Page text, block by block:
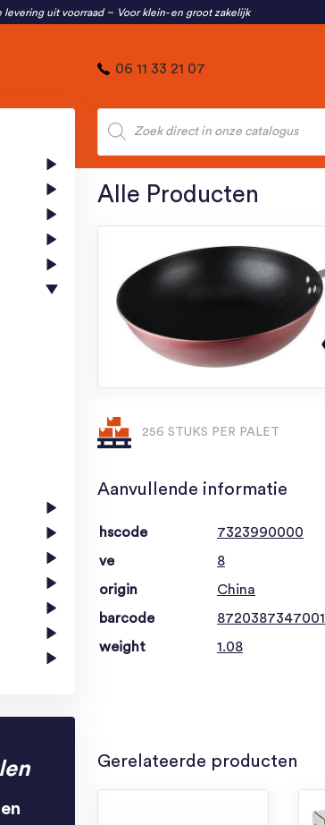
levering uit voorraad Voor klein- en groot zakelijk
06 11 33 21 07
Producten
zoeken
Alle Producten
256 STUKS PER PALET
Aanvullende informatie
hscode
7323990000
ve
8
origin
China
barcode
8720387347001
weight
1.08
Gerelateerde producten